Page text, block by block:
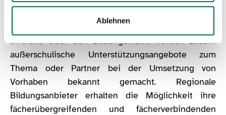
Ablehnen
setzen. So werden jährlich etwa 700 Teilnehmende
erreicht. Über den Bildungsmarkt werden zudem
außerschulische Unterstützungsangebote zum
Thema oder Partner bei der Umsetzung von
Vorhaben bekannt gemacht. Regionale
Bildungsanbieter erhalten die Möglichkeit ihre
fächerübergreifenden und fächerverbindenden